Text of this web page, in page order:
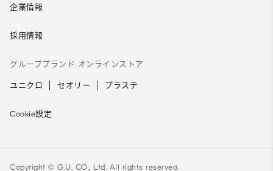
企業情報
採用情報
グループブランド オンラインストア
ユニクロ セオリー プラステ
Cookie設定
Copyright © G.U. CO., Ltd. All rights reserved.